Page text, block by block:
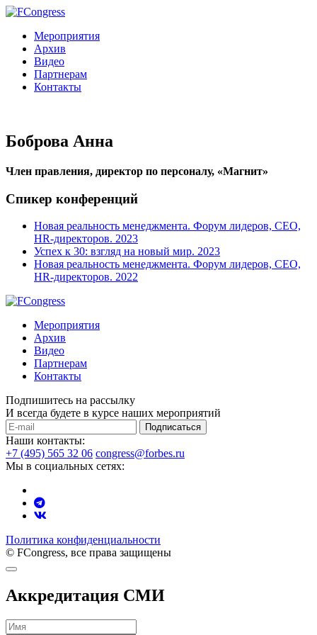
Мероприятия
Архив
Видео
Партнерам
Контакты
Боброва Анна
Член правления, директор по персоналу, «Магнит»
Спикер конференций
Новая реальность менеджмента. Форум лидеров, CEO,
HR-директоров. 2023
Успех к 30: взгляд на новый мир. 2023
Новая реальность менеджмента. Форум лидеров, CEO,
HR-директоров. 2022
Мероприятия
Архив
Видео
Партнерам
Контакты
Подпишитесь на рассылку
И всегда будете в курсе наших мероприятий
Подписаться
Наши контакты:
+7 (495) 565 32 06 congress@forbes.ru
Мы в социальных сетях:
Политика конфиденциальности
© FCongress, все права защищены
Аккредитация СМИ